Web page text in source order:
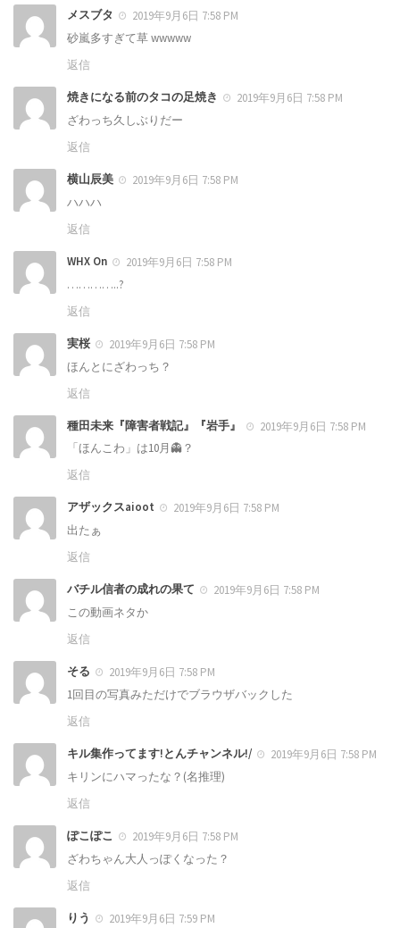
メスブタ
2019年9月6日 7:58 PM
砂嵐多すぎて草 wwwww
返信
焼きになる前のタコの足焼き
2019年9月6日 7:58 PM
ざわっち久しぶりだー
返信
横山辰美
2019年9月6日 7:58 PM
ハハハ
返信
WHX On
2019年9月6日 7:58 PM
…………..?
返信
実桜
2019年9月6日 7:58 PM
ほんとにざわっち？
返信
種田未来『障害者戦記』『岩手』
2019年9月6日 7:58 PM
「ほんこわ」は10月👻？
返信
アザックスaioot
2019年9月6日 7:58 PM
出たぁ
返信
バチル信者の成れの果て
2019年9月6日 7:58 PM
この動画ネタか
返信
そる
2019年9月6日 7:58 PM
1回目の写真みただけでブラウザバックした
返信
キル集作ってます!とんチャンネル!/
2019年9月6日 7:58 PM
キリンにハマったな？(名推理)
返信
ぽこぽこ
2019年9月6日 7:58 PM
ざわちゃん大人っぽくなった？
返信
りう
2019年9月6日 7:59 PM